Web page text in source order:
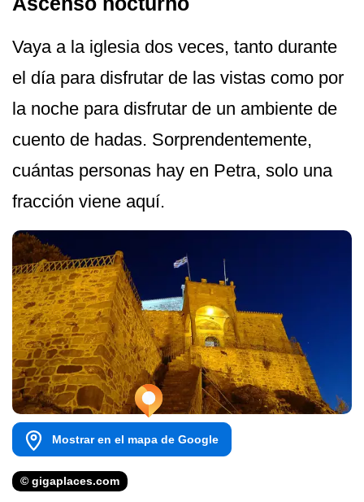
Vaya a la iglesia dos veces, tanto durante
el día para disfrutar de las vistas como por
la noche para disfrutar de un ambiente de
cuento de hadas. Sorprendentemente,
cuántas personas hay en Petra, solo una
fracción viene aquí.
Mostrar en el mapa de Google
© gigaplaces.com